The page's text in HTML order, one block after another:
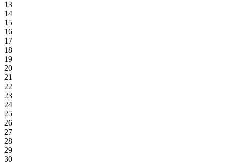
13
14
15
16
17
18
19
20
21
22
23
24
25
26
27
28
29
30